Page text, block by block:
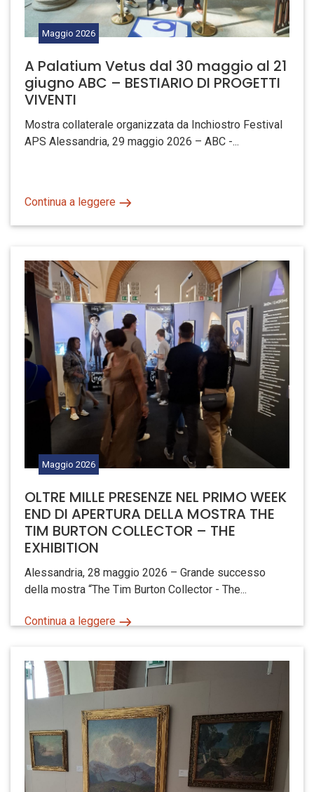
Maggio 2026
A Palatium Vetus dal 30 maggio al 21
giugno ABC – BESTIARIO DI PROGETTI
VIVENTI
Mostra collaterale organizzata da Inchiostro Festival
APS Alessandria, 29 maggio 2026 – ABC -...
Continua a leggere
Maggio 2026
OLTRE MILLE PRESENZE NEL PRIMO WEEK
END DI APERTURA DELLA MOSTRA THE
TIM BURTON COLLECTOR – THE
EXHIBITION
Alessandria, 28 maggio 2026 – Grande successo
della mostra “The Tim Burton Collector - The...
Continua a leggere